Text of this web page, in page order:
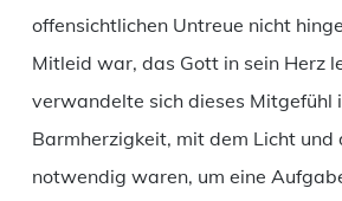
offensichtlichen Untreue nicht
Mitleid war, das Gott in sein Herz
verwandelte sich dieses Mitgefühl
Barmherzigkeit, mit dem Licht und
notwendig waren, um eine